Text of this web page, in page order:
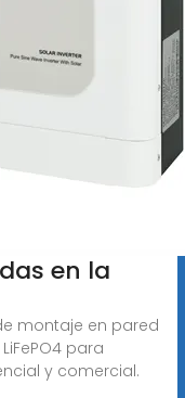
en la
montaje en pared
para
y comercial.